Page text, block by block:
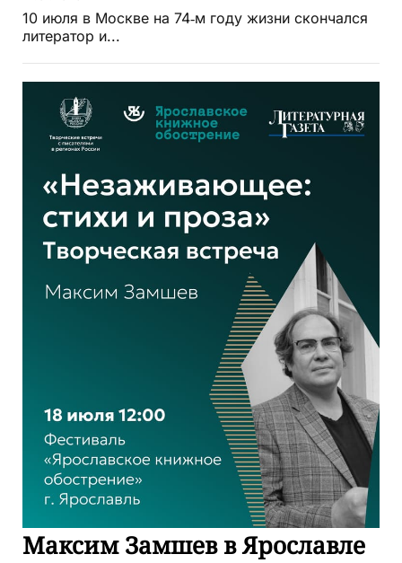
10 июля в Москве на 74‑м году жизни скончался
литератор и...
Максим Замшев в Ярославле